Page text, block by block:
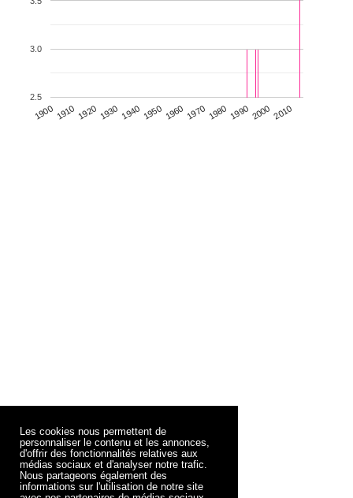
Les cookies nous permettent de
personnaliser le contenu et les annonces,
d'offrir des fonctionnalités relatives aux
médias sociaux et d'analyser notre trafic.
Nous partageons également des
informations sur l'utilisation de notre site
1900 1910 1920 1930 1940 1950 1960 1970 1980 1990 2000 2010
2.5
3.0